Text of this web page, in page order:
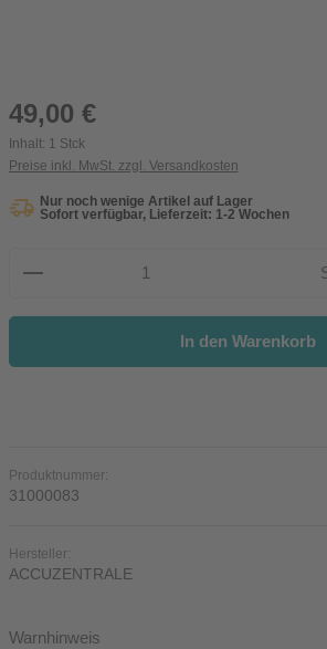
Regulärer Preis:
49,00 €
Inhalt: 1 Stck
Preise inkl. MwSt. zzgl. Versandkosten
Nur noch wenige Artikel auf Lager
Sofort verfügbar, Lieferzeit: 1-2 Wochen
Produkt Anzahl: Gib den
In den Warenkorb
Produktnummer:
31000083
Hersteller:
ACCUZENTRALE
Warnhinweis